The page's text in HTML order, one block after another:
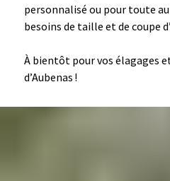
personnalisé ou pour toute
besoins de taille et de coupe
À bientôt pour vos élagages
d’Aubenas !